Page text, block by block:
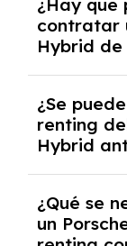
Cayenne E-
sin
mensuales.
¿Hay
contratar
Hybrid
tendrás
salvo en
debido al
económica.
¿Se
renting
Hybrid
pero puede
¿Qué se
un